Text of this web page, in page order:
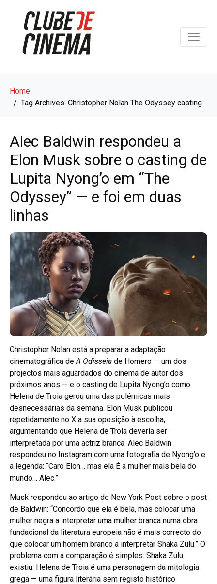
Home
Tag Archives: Christopher Nolan The Odyssey casting
Alec Baldwin respondeu a
Elon Musk sobre o casting de
Lupita Nyong’o em “The
Odyssey” — e foi em duas
linhas
Christopher Nolan está a preparar a adaptação
cinematográfica de A Odisseia de Homero — um dos
projectos mais aguardados do cinema de autor dos
próximos anos — e o casting de Lupita Nyong’o como
Helena de Troia gerou uma das polémicas mais
desnecessárias da semana. Elon Musk publicou
repetidamente no X a sua oposição à escolha,
argumentando que Helena de Troia deveria ser
interpretada por uma actriz branca. Alec Baldwin
respondeu no Instagram com uma fotografia de Nyong’o e
a legenda: “Caro Elon… mas ela É a mulher mais bela do
mundo… Alec.”
Musk respondeu ao artigo do New York Post sobre o post
de Baldwin: “Concordo que ela é bela, mas colocar uma
mulher negra a interpretar uma mulher branca numa obra
fundacional da literatura europeia não é mais correcto do
que colocar um homem branco a interpretar Shaka Zulu.” O
problema com a comparação é simples: Shaka Zulu
existiu. Helena de Troia é uma personagem da mitologia
grega — uma figura literária sem registo histórico